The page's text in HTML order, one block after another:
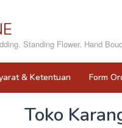
Standing Flower. Hand
& Ketentuan Form
Toko